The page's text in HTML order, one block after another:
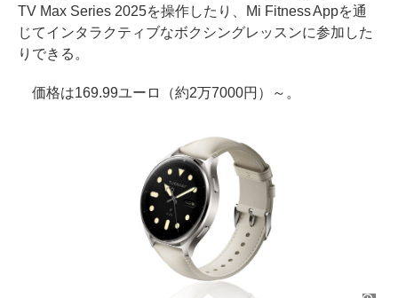
TV Max Series 2025を操作したり、Mi Fitness Appを通
じてインタラクティブなボクシングレッスンに参加した
りできる。
価格は169.99ユーロ（約2万7000円）～。